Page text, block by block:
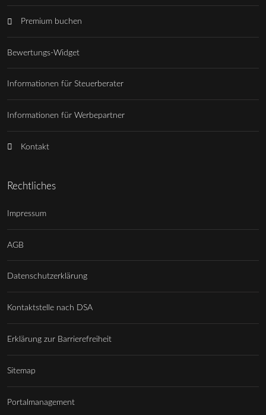
Premium buchen
Bewertungs-Widget
Informationen für Steuerberater
Informationen für Werbepartner
Kontakt
Rechtliches
Impressum
AGB
Datenschutzerklärung
Kontaktstelle nach DSA
Erklärung zur Barrierefreiheit
Sitemap
Portalmanagement